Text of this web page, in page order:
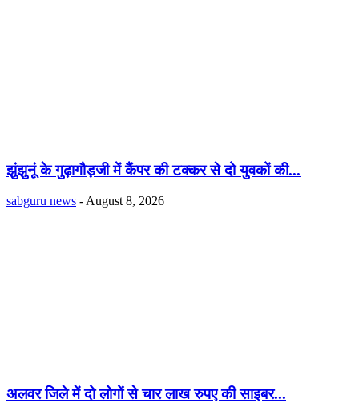
झुंझुनूं के गुढ़ागौड़जी में कैंपर की टक्कर से दो युवकों की...
sabguru news - August 8, 2026
अलवर जिले में दो लोगों से चार लाख रुपए की साइबर...